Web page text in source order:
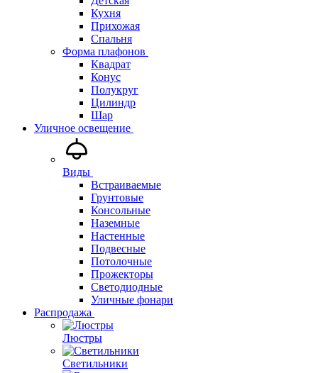
Кухня
Прихожая
Спальня
Форма плафонов
Квадрат
Конус
Полукруг
Цилиндр
Шар
Уличное освещение
Виды
Встраиваемые
Грунтовые
Консольные
Наземные
Настенные
Подвесные
Потолочные
Прожекторы
Светодиодные
Уличные фонари
Распродажа
Люстры
Светильники